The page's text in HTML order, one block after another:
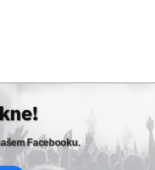
Facebooku.